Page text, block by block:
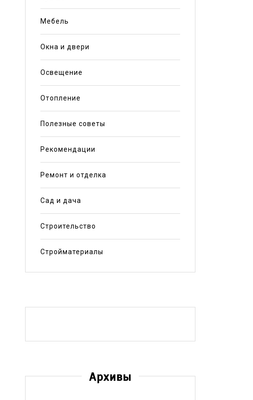
Мебель
Окна и двери
Освещение
Отопление
Полезные советы
Рекомендации
Ремонт и отделка
Сад и дача
Строительство
Стройматериалы
Архивы